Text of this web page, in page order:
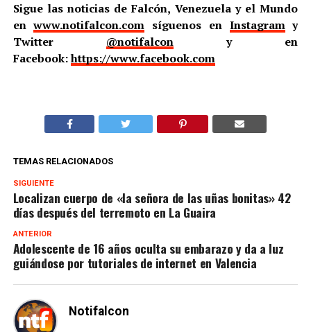
Sigue las noticias de Falcón, Venezuela y el Mundo
enwww.notifalcon.com síguenos en Instagramy
Twitter @notifalcony en
Facebook:https://www.facebook.com
TEMAS RELACIONADOS
SIGUIENTE
Localizan cuerpo de «la señora de las uñas bonitas» 42
días después del terremoto en La Guaira
ANTERIOR
Adolescente de 16 años oculta su embarazo y da a luz
guiándose por tutoriales de internet en Valencia
Notifalcon